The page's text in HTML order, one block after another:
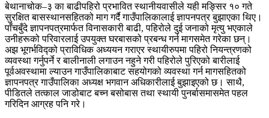
बेथानाचोक–३ का बाढीपहिरो प्रभावित स्थानीयवासीले यही मङ्सिर १० गते
सुरक्षित बासस्थानसहितको माग गर्दै गाउँपालिकालाई ज्ञापनपत्र बुझाएका थिए।
पाँचबुँदे ज्ञापनपत्रमार्फत विनासकारी बाढी, पहिरोले दुई जनाको मृत्यु भएकाले
उनीहरूको परिवारलाई उपयुक्त घरबासको प्रबन्ध गर्न मागसमेत गरेका छन्।
अझ भूगर्भविद्को प्राविधिक अध्ययन गराएर स्थायीरुपमा पहिरो नियन्त्रणको
व्यवस्था गर्नुपर्ने र बालीनाली लगाउन नहुने गरी पहिरोले पुरिएको बारीलाई
पूर्वअवस्थामा ल्याउन गाउँपालिकाबाट सहयोगको व्यवस्था गर्न मागसहितको
ज्ञापनपत्र गाउँपालिका अध्यक्ष भगवान अधिकारीलाई बुझाइएको छ। साथै,
पीडितले तत्काल जाडोबाट बच्न बसोबास तथा स्थायी पुनर्बासमासमेत पहल
गरिदिन आग्रह पनि गरे।